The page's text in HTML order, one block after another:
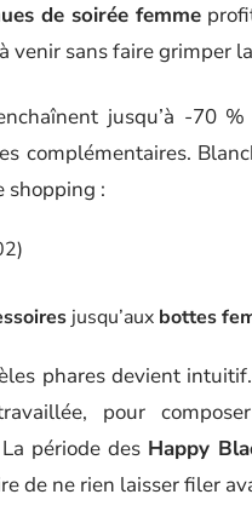
de soirée femme
venir sans faire grimper
jusqu’à -70
complémentaires.
shopping :
jusqu’aux bottes
phares devient
pour
période des Happy
de ne rien laisser filer